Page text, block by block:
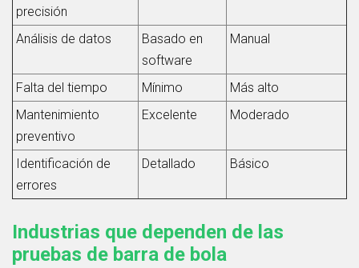
precisión
Análisis de datos
Basado en
software
Manual
Falta del tiempo Mínimo
Más alto
Mantenimiento
preventivo
Excelente Moderado
Identificación de
errores
Detallado Básico
Industrias que dependen de las
pruebas de barra de bola